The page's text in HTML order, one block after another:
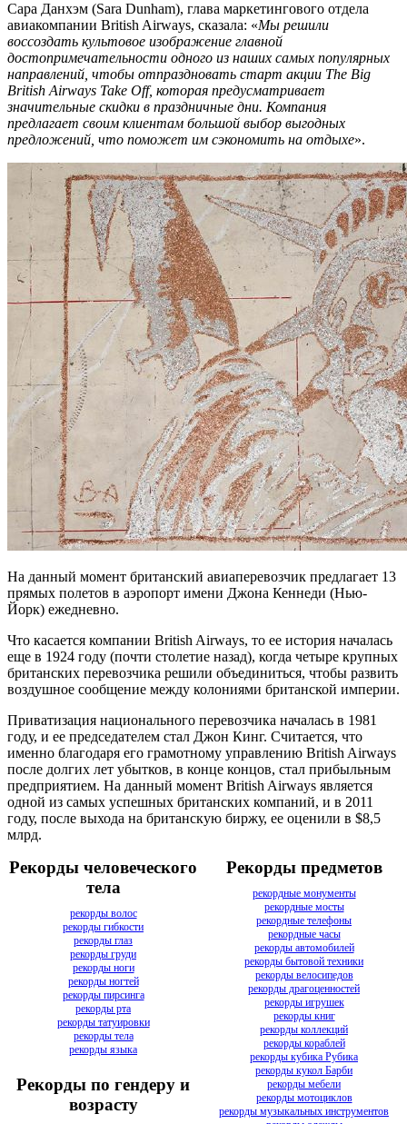
Сара Данхэм (Sara Dunham), глава маркетингового отдела
авиакомпании British Airways, сказала: «Мы решили
воссоздать культовое изображение главной
достопримечательности одного из наших самых популярных
направлений, чтобы отпраздновать старт акции The Big
British Airways Take Off, которая предусматривает
значительные скидки в праздничные дни. Компания
предлагает своим клиентам большой выбор выгодных
предложений, что поможет им сэкономить на отдыхе».
На данный момент британский авиаперевозчик предлагает 13
прямых полетов в аэропорт имени Джона Кеннеди (Нью-
Йорк) ежедневно.
Что касается компании British Airways, то ее история началась
еще в 1924 году (почти столетие назад), когда четыре крупных
британских перевозчика решили объединиться, чтобы развить
воздушное сообщение между колониями британской империи.
Приватизация национального перевозчика началась в 1981
году, и ее председателем стал Джон Кинг. Считается, что
именно благодаря его грамотному управлению British Airways
после долгих лет убытков, в конце концов, стал прибыльным
предприятием. На данный момент British Airways является
одной из самых успешных британских компаний, и в 2011
году, после выхода на британскую биржу, ее оценили в $8,5
млрд.
Рекорды человеческого
тела
рекорды волос
рекорды гибкости
рекорды глаз
рекорды груди
рекорды ноги
рекорды ногтей
рекорды пирсинга
рекорды рта
рекорды татуировки
рекорды тела
рекорды языка
Рекорды по гендеру и
возрасту
Рекорды предметов
рекордные монументы
рекордные мосты
рекордные телефоны
рекордные часы
рекорды автомобилей
рекорды бытовой техники
рекорды велосипедов
рекорды драгоценностей
рекорды игрушек
рекорды книг
рекорды коллекций
рекорды кораблей
рекорды кубика Рубика
рекорды кукол Барби
рекорды мебели
рекорды мотоциклов
рекорды музыкальных инструментов